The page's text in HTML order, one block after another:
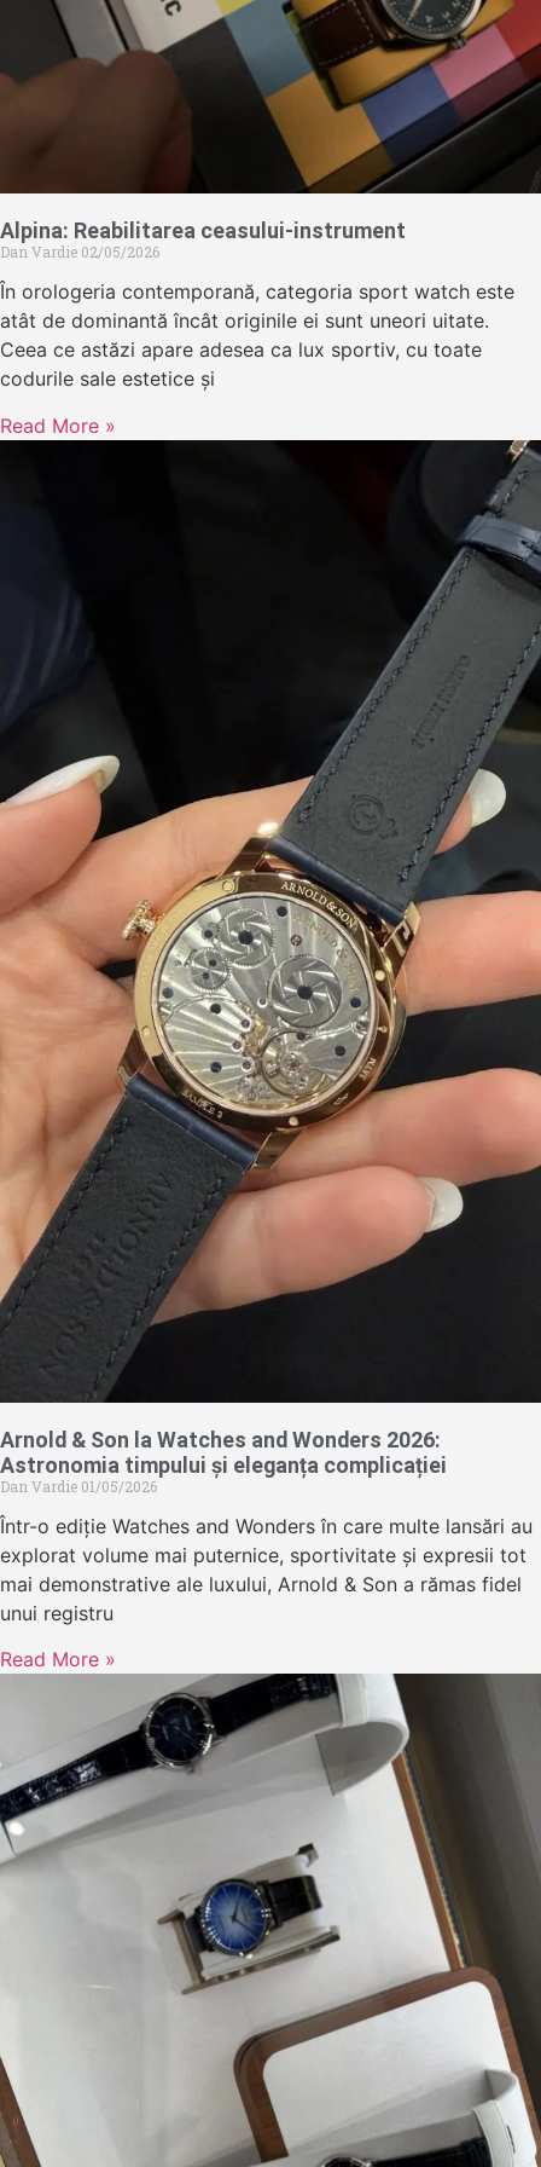
Alpina: Reabilitarea ceasului-instrument
Dan Vardie 02/05/2026
În orologeria contemporană, categoria sport watch este
atât de dominantă încât originile ei sunt uneori uitate.
Ceea ce astăzi apare adesea ca lux sportiv, cu toate
codurile sale estetice și
Read More »
Arnold & Son la Watches and Wonders 2026:
Astronomia timpului și eleganța complicației
Dan Vardie 01/05/2026
Într-o ediție Watches and Wonders în care multe lansări au
explorat volume mai puternice, sportivitate și expresii tot
mai demonstrative ale luxului, Arnold & Son a rămas fidel
unui registru
Read More »